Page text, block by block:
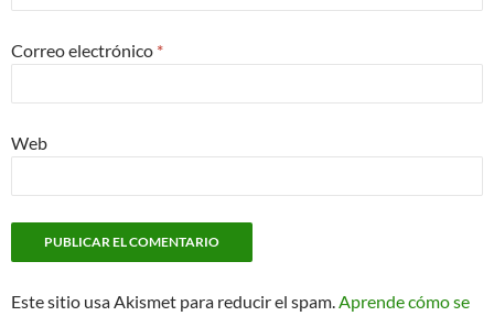
Correo electrónico *
Web
Este sitio usa Akismet para reducir el spam.Aprende cómo se